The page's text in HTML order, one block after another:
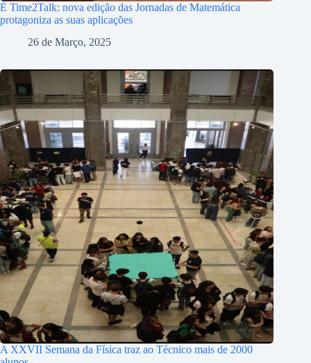
É Time2Talk: nova edição das Jornadas de Matemática
protagoniza as suas aplicações
26 de Março, 2025
A XXVII Semana da Física traz ao Técnico mais de 2000